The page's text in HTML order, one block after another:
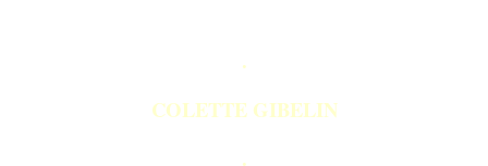
.
COLETTE GIBELIN
.